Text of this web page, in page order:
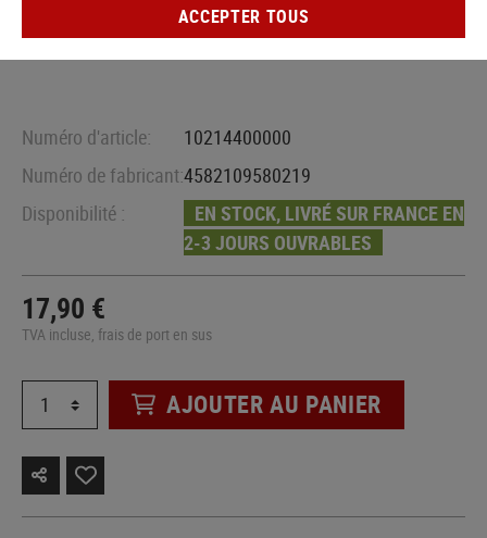
Numéro d'article:
10214400000
Numéro de fabricant:4582109580219
Disponibilité :
EN STOCK, LIVRÉ SUR FRANCE EN
2-3 JOURS OUVRABLES
17,90 €
TVA incluse, frais de port en sus
AJOUTER AU PANIER
ACCEPTER TOUS